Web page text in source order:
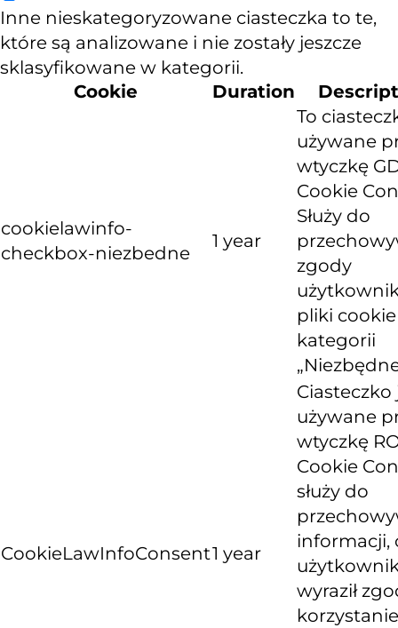
Inne nieskategoryzowane ciasteczka to te,
które są analizowane i nie zostały jeszcze
sklasyfikowane w kategorii.
Cookie
Duration
cookielawinfo-
checkbox-niezbedne
1 year
To
używane
wtyczkę
Cookie
Służy do
zgody
pliki
kategorii
CookieLawInfoConsent1 year
Ciasteczko
używane
wtyczkę
Cookie
służy do
informacji,
wyraził